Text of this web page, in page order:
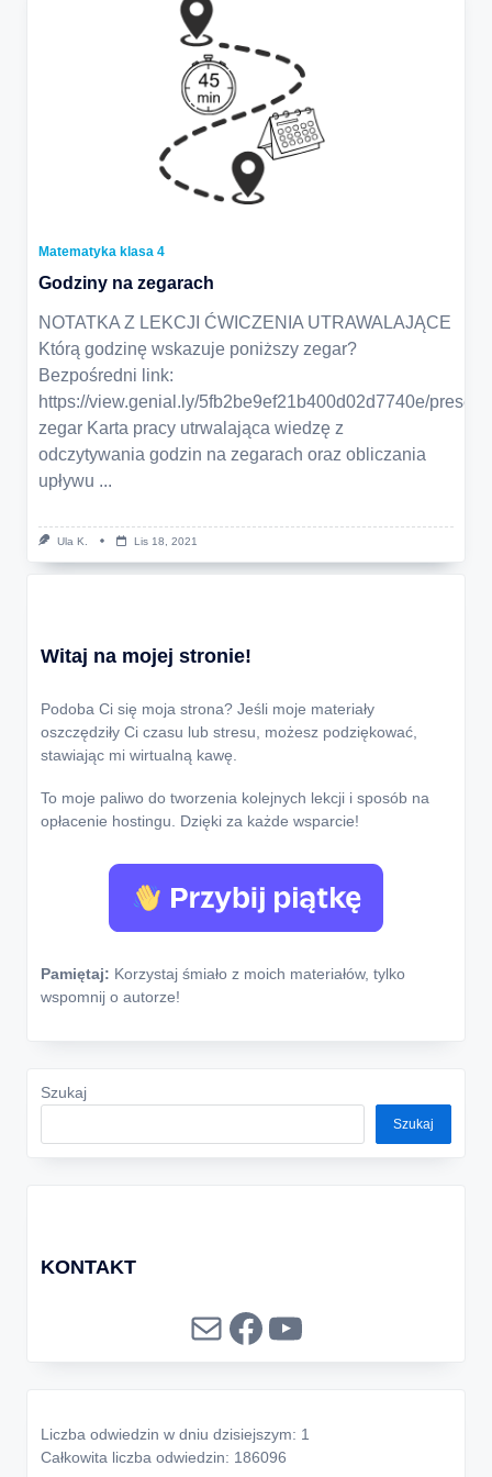
Matematyka klasa 4
Godziny na zegarach
NOTATKA Z LEKCJI ĆWICZENIA UTRAWALAJĄCE
Którą godzinę wskazuje poniższy zegar?
Bezpośredni link:
https://view.genial.ly/5fb2be9ef21b400d02d7740e/
zegar Karta pracy utrwalająca wiedzę z
odczytywania godzin na zegarach oraz obliczania
upływu ...
Ula K. Lis 18, 2021
Witaj na mojej stronie!
Podoba Ci się moja strona? Jeśli moje materiały
oszczędziły Ci czasu lub stresu, możesz podziękować,
stawiając mi wirtualną kawę.
To moje paliwo do tworzenia kolejnych lekcji i sposób na
opłacenie hostingu. Dzięki za każde wsparcie!
Pamiętaj: Korzystaj śmiało z moich materiałów, tylko
wspomnij o autorze!
Szukaj
Szukaj
KONTAKT
MailFacebook
YouTube
Liczba odwiedzin w dniu dzisiejszym: 1
Całkowita liczba odwiedzin: 186096